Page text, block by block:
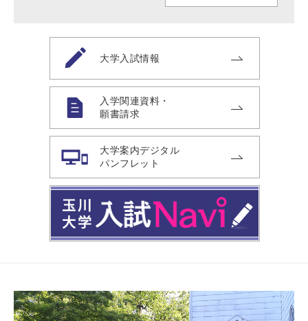
大学入試情報
入学関連資料・
願書請求
大学案内デジタル
パンフレット